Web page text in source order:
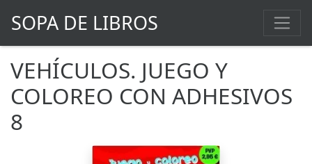
SOPA DE LIBROS
VEHÍCULOS. JUEGO Y
COLOREO CON ADHESIVOS
8